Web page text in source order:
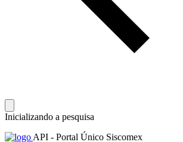
Inicializando a pesquisa
API - Portal Único Siscomex